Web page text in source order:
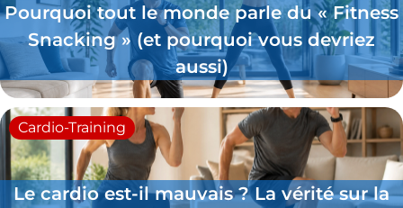
Pourquoi tout le monde parle du « Fitness
Snacking » (et pourquoi vous devriez
aussi)
Cardio-Training
Le cardio est-il mauvais ? La vérité sur la